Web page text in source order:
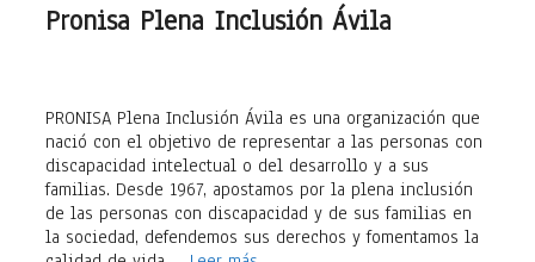
Pronisa Plena Inclusión Ávila
PRONISA Plena Inclusión Ávila es una organización que
nació con el objetivo de representar a las personas con
discapacidad intelectual o del desarrollo y a sus
familias. Desde 1967, apostamos por la plena inclusión
de las personas con discapacidad y de sus familias en
la sociedad, defendemos sus derechos y fomentamos la